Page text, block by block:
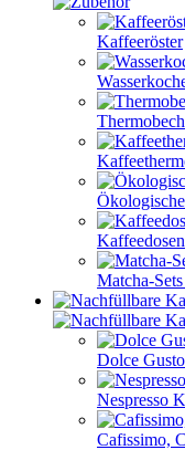
Kaffeeröster
Kaffeedosen
Matcha-
Dolce
Nespresso
Cafissimo,